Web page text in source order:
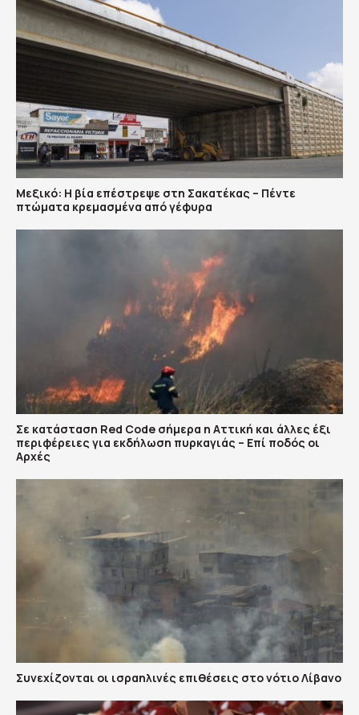
Μεξικό: Η βία επέστρεψε στη Σακατέκας – Πέντε
πτώματα κρεμασμένα από γέφυρα
Σε κατάσταση Red Code σήμερα η Αττική και άλλες έξι
περιφέρειες για εκδήλωση πυρκαγιάς – Επί ποδός οι
Αρχές
Συνεχίζονται οι ισραηλινές επιθέσεις στο νότιο Λίβανο